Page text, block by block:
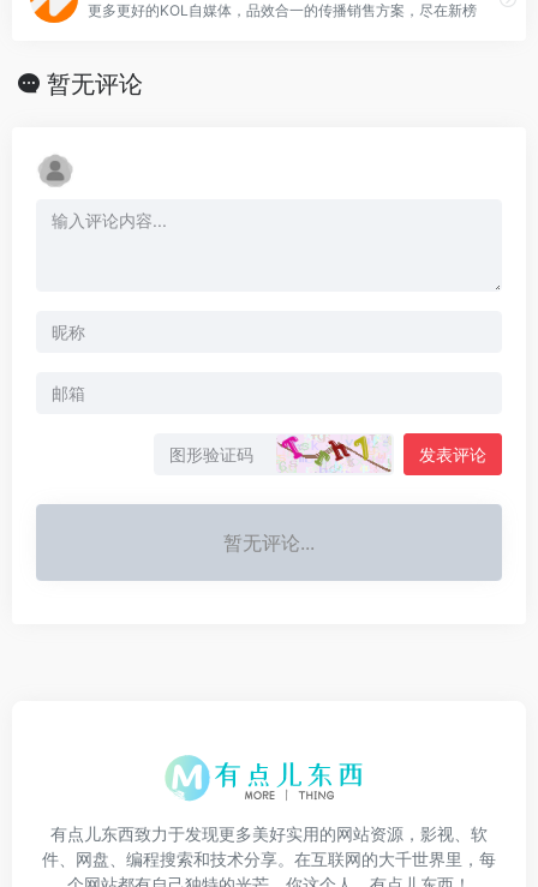
更多更好的KOL自媒体，品效合一的传播销售方案，尽在新榜
暂无评论
发表评论
暂无评论...
有点儿东西致力于发现更多美好实用的网站资源，影视、软
件、网盘、编程搜索和技术分享。在互联网的大千世界里，每